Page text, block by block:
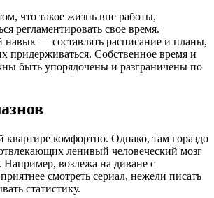
что такое жизнь вне работы,
регламентировать свое время.
навык — составлять расписание и планы,
придерживаться. Собственное время и
быть упорядочены и разграничены по
квартире комфортно. Однако, там гораздо
ленивый человеческий мозг
Например, возлежа на диване с
смотреть сериал, нежели писать
статистику.